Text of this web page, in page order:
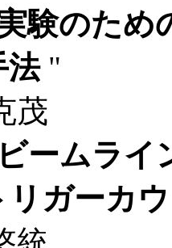
験のため
法 "
茂
ームライ
リガーカ